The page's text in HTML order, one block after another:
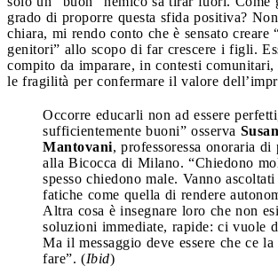
grado di proporre questa sfida positiva?
chiara, mi rendo conto che è sensato creare
genitori” allo scopo di far crescere i figli.
compito da imparare, in contesti comunitari,
le fragilità per confermare il valore
Occorre educarli non ad essere
sufficientemente buoni” osserva
Mantovani, professoressa onoraria di
alla Bicocca di Milano. “Chiedono
spesso chiedono male. Vanno
fatiche come quella di rendere
Altra cosa è insegnare loro che non
soluzioni immediate, rapide: ci vuole
Ma il messaggio deve essere che ce la
fare”. (Ibid)